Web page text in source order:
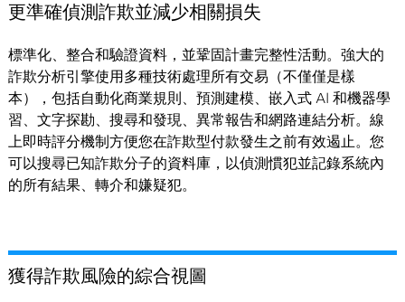
更準確偵測詐欺並減少相關損失
標準化、整合和驗證資料，並鞏固計畫完整性活動。強大的
詐欺分析引擎使用多種技術處理所有交易（不僅僅是樣
本），包括自動化商業規則、預測建模、嵌入式 AI 和機器學
習、文字探勘、搜尋和發現、異常報告和網路連結分析。線
上即時評分機制方便您在詐欺型付款發生之前有效遏止。您
可以搜尋已知詐欺分子的資料庫，以偵測慣犯並記錄系統內
的所有結果、轉介和嫌疑犯。
獲得詐欺風險的綜合視圖